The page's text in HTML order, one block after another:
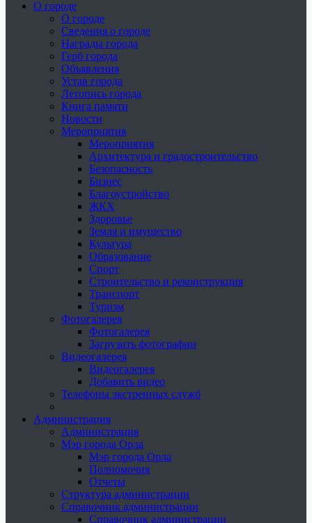
О городе
О городе
Сведения о городе
Награды города
Герб города
Объявления
Устав города
Летопись города
Книга памяти
Новости
Мероприятия
Мероприятия
Архитектура и градостроительство
Безопасность
Бизнес
Благоустройство
ЖКХ
Здоровье
Земля и имущество
Культура
Образование
Спорт
Строительство и реконструкция
Транспорт
Туризм
Фотогалерея
Фотогалерея
Загрузить фотографии
Видеогалерея
Видеогалерея
Добавить видео
Телефоны экстренных служб
Администрация
Администрация
Мэр города Орла
Мэр города Орла
Полномочия
Отчеты
Структура администрации
Справочник администрации
Справочник администрации